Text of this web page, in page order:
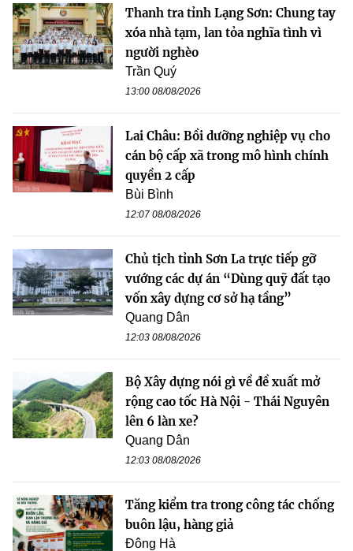
Thanh tra tỉnh Lạng Sơn: Chung tay
xóa nhà tạm, lan tỏa nghĩa tình vì
người nghèo
Trần Quý
13:00 08/08/2026
Lai Châu: Bồi dưỡng nghiệp vụ cho
cán bộ cấp xã trong mô hình chính
quyền 2 cấp
Bùi Bình
12:07 08/08/2026
Chủ tịch tỉnh Sơn La trực tiếp gỡ
vướng các dự án “Dùng quỹ đất tạo
vốn xây dựng cơ sở hạ tầng”
Quang Dân
12:03 08/08/2026
Bộ Xây dựng nói gì về đề xuất mở
rộng cao tốc Hà Nội - Thái Nguyên
lên 6 làn xe?
Quang Dân
12:03 08/08/2026
Tăng kiểm tra trong công tác chống
buôn lậu, hàng giả
Đông Hà